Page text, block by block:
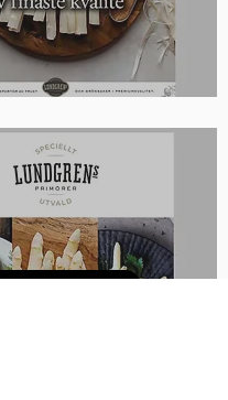
Ladda ner pdf